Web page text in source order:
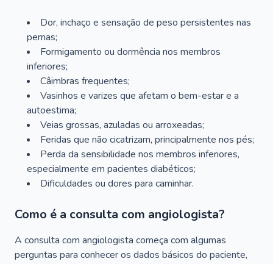
Dor, inchaço e sensação de peso persistentes nas
pernas;
Formigamento ou dormência nos membros
inferiores;
Câimbras frequentes;
Vasinhos e varizes que afetam o bem-estar e a
autoestima;
Veias grossas, azuladas ou arroxeadas;
Feridas que não cicatrizam, principalmente nos pés;
Perda da sensibilidade nos membros inferiores,
especialmente em pacientes diabéticos;
Dificuldades ou dores para caminhar.
Como é a consulta com angiologista?
A consulta com angiologista começa com algumas
perguntas para conhecer os dados básicos do paciente,